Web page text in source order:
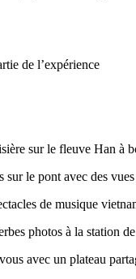
de l’expérience
sur le fleuve Han à
sur le pont avec des
de musique
photos à la station
avec un plateau